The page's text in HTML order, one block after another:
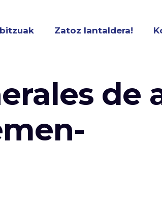
Zatoz lantaldera!
de